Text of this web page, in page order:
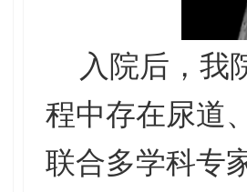
入院后，我
程中存在尿道
联合多学科专